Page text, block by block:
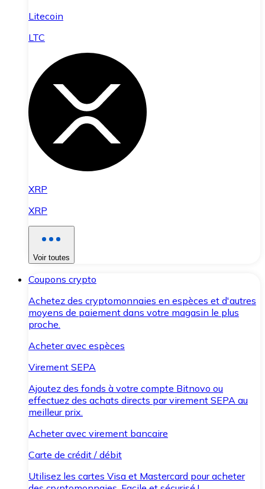
Litecoin
LTC
XRP
XRP
Voir toutes
Coupons crypto
Achetez des cryptomonnaies en espèces et d'autres
moyens de paiement dans votre magasin le plus
proche.
Acheter avec espèces
Virement SEPA
Ajoutez des fonds à votre compte Bitnovo ou
effectuez des achats directs par virement SEPA au
meilleur prix.
Acheter avec virement bancaire
Carte de crédit / débit
Utilisez les cartes Visa et Mastercard pour acheter